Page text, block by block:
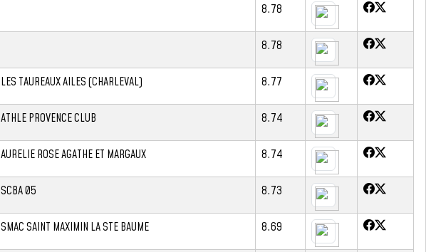
8.78
8.78
LES TAUREAUX AILES (CHARLEVAL) 8.77
ATHLE PROVENCE CLUB 8.74
AURELIE ROSE AGATHE ET MARGAUX 8.74
SCBA 05 8.73
SMAC SAINT MAXIMIN LA STE BAUME 8.69